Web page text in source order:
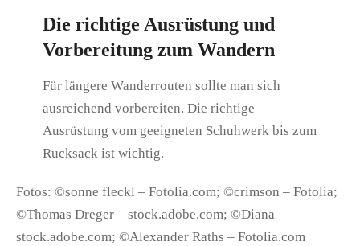
Die richtige Ausrüstung und
Vorbereitung zum Wandern
Für längere Wanderrouten sollte man sich
ausreichend vorbereiten. Die richtige
Ausrüstung vom geeigneten Schuhwerk bis zum
Rucksack ist wichtig.
Fotos: ©sonne fleckl – Fotolia.com; ©crimson – Fotolia;
©Thomas Dreger – stock.adobe.com; ©Diana –
stock.adobe.com; ©Alexander Raths – Fotolia.com